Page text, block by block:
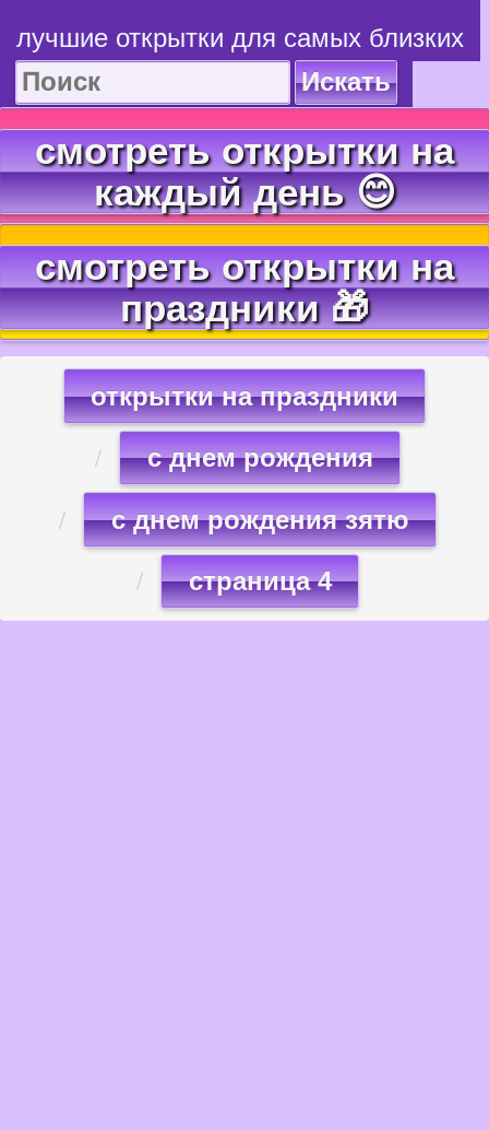
лучшие открытки для самых близких
Искать
смотреть открытки на
каждый день 😊
смотреть открытки на
праздники 🎁
открытки на праздники
с днем рождения
с днем рождения зятю
страница 4